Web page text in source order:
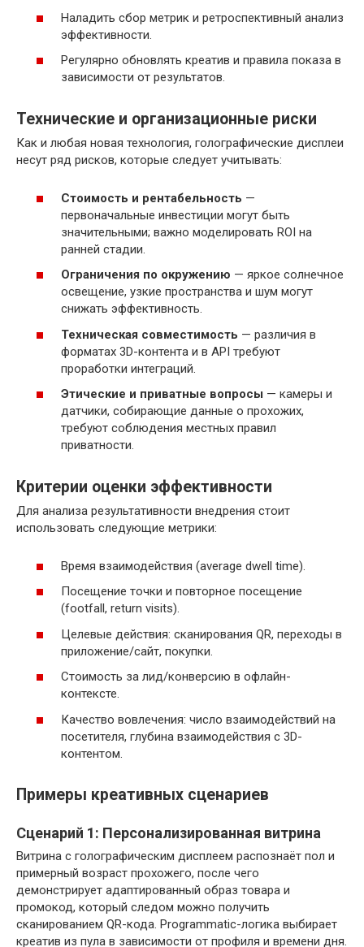
Наладить сбор метрик и ретроспективный анализ
эффективности.
Регулярно обновлять креатив и правила показа в
зависимости от результатов.
Технические и организационные риски
Как и любая новая технология, голографические дисплеи
несут ряд рисков, которые следует учитывать:
Стоимость и рентабельность —
первоначальные инвестиции могут быть
значительными; важно моделировать ROI на
ранней стадии.
Ограничения по окружению — яркое солнечное
освещение, узкие пространства и шум могут
снижать эффективность.
Техническая совместимость — различия в
форматах 3D-контента и в API требуют
проработки интеграций.
Этические и приватные вопросы — камеры и
датчики, собирающие данные о прохожих,
требуют соблюдения местных правил
приватности.
Критерии оценки эффективности
Для анализа результативности внедрения стоит
использовать следующие метрики:
Время взаимодействия (average dwell time).
Посещение точки и повторное посещение
(footfall, return visits).
Целевые действия: сканирования QR, переходы в
приложение/сайт, покупки.
Стоимость за лид/конверсию в офлайн-
контексте.
Качество вовлечения: число взаимодействий на
посетителя, глубина взаимодействия с 3D-
контентом.
Примеры креативных сценариев
Сценарий 1: Персонализированная витрина
Витрина с голографическим дисплеем распознаёт пол и
примерный возраст прохожего, после чего
демонстрирует адаптированный образ товара и
промокод, который следом можно получить
сканированием QR-кода. Programmatic-логика выбирает
креатив из пула в зависимости от профиля и времени дня.